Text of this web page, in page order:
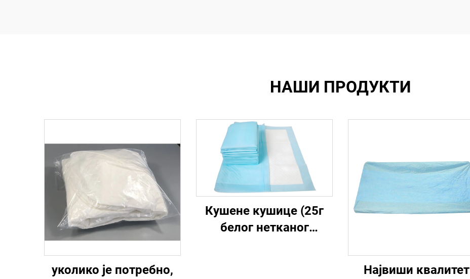
НАШИ ПРОДУКТИ
уколико је потребно,
Кушене кушице (25г
белог нетканог
Највиши квалитет